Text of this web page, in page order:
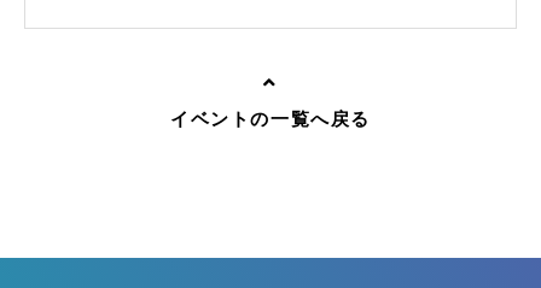
イベントの一覧へ戻る